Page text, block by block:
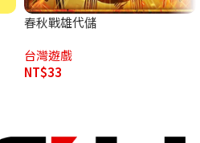
春秋戰雄代儲
台灣遊戲
NT$33